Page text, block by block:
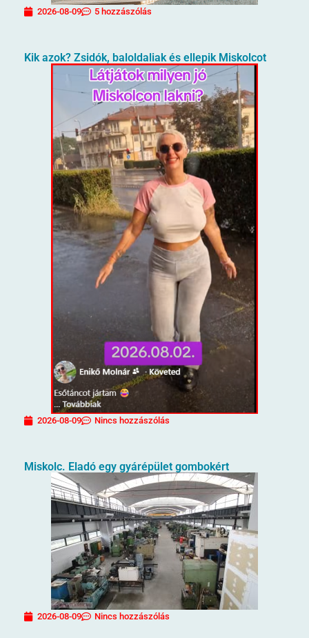
2026-08-09 5 hozzászólás
Kik azok? Zsidók, baloldaliak és ellepik Miskolcot
2026-08-09 Nincs hozzászólás
Miskolc. Eladó egy gyárépület gombokért
2026-08-09 Nincs hozzászólás